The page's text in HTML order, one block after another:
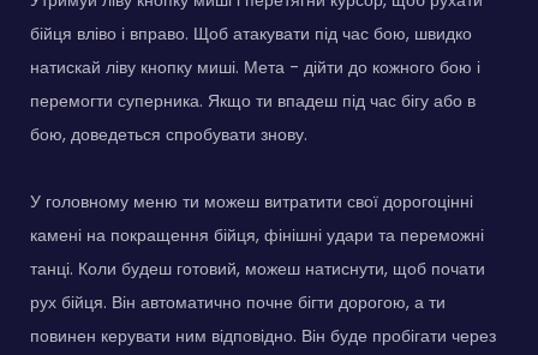
бійця вліво і вправо. Щоб атакувати під час бою, швидко
натискай ліву кнопку миші. Мета - дійти до кожного бою і
перемогти суперника. Якщо ти впадеш під час бігу або в
бою, доведеться спробувати знову.
У головному меню ти можеш витратити свої дорогоцінні
камені на покращення бійця, фінішні удари та переможні
танці. Коли будеш готовий, можеш натиснути, щоб почати
рух бійця. Він автоматично почне бігти дорогою, а ти
повинен керувати ним відповідно. Він буде пробігати через